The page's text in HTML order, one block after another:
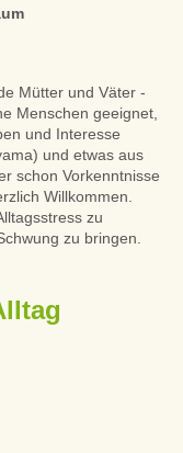
Mütter und Väter -
Menschen geeignet,
und Interesse
und etwas aus
schon Vorkenntnisse
Willkommen.
zu
zu bringen.